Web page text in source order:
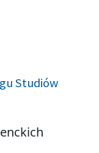
Studiów